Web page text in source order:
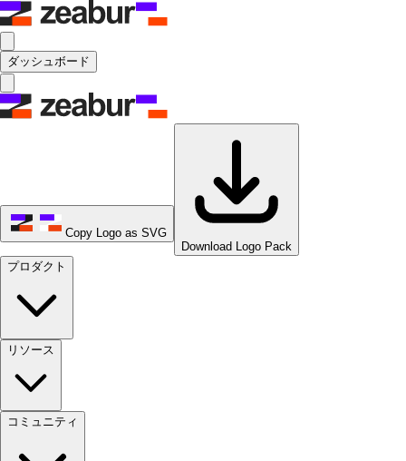
ダッシュボード
Copy Logo as SVG
Download Logo Pack
プロダクト
リソース
コミュニティ